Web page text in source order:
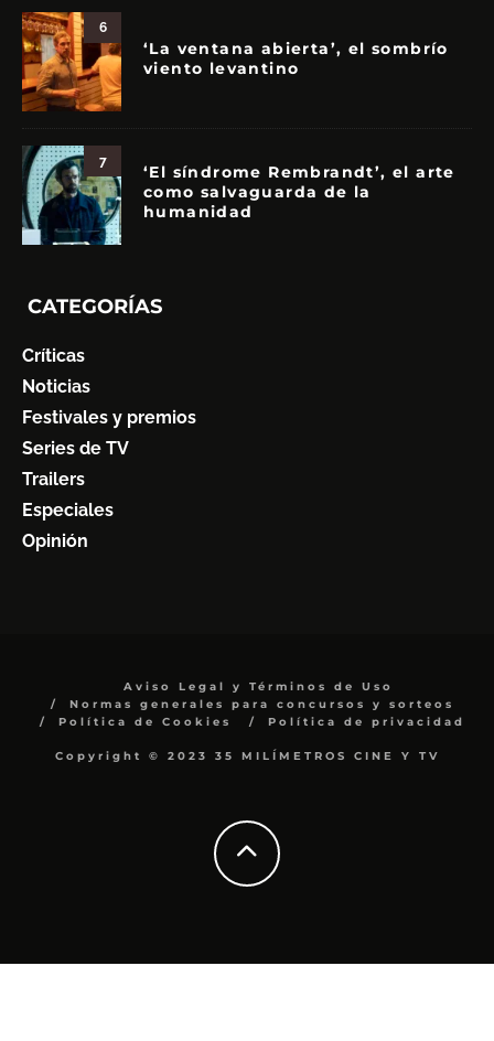
6
‘La ventana abierta’, el sombrío
viento levantino
7
‘El síndrome Rembrandt’, el arte
como salvaguarda de la
humanidad
CATEGORÍAS
Críticas
Noticias
Festivales y premios
Series de TV
Trailers
Especiales
Opinión
Aviso Legal y Términos de Uso
Normas generales para concursos y sorteos
Política de Cookies
Política de privacidad
Copyright © 2023 35 MILÍMETROS CINE Y TV